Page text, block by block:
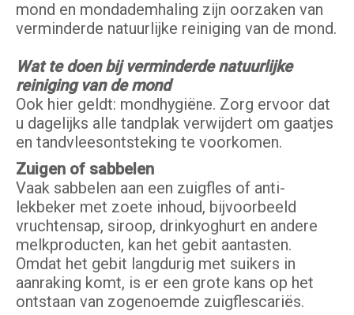
mond en mondademhaling zijn oorzaken van
verminderde natuurlijke reiniging van de mond.
Wat te doen bij verminderde natuurlijke
reiniging van de mond
Ook hier geldt: mondhygiëne. Zorg ervoor dat
u dagelijks alle tandplak verwijdert om gaatjes
en tandvleesontsteking te voorkomen.
Zuigen of sabbelen
Vaak sabbelen aan een zuigfles of anti-
lekbeker met zoete inhoud, bijvoorbeeld
vruchtensap, siroop, drinkyoghurt en andere
melkproducten, kan het gebit aantasten.
Omdat het gebit langdurig met suikers in
aanraking komt, is er een grote kans op het
ontstaan van zogenoemde zuigflescariës.